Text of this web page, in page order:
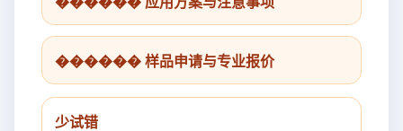
������ 样品申请与专业报价
少试错